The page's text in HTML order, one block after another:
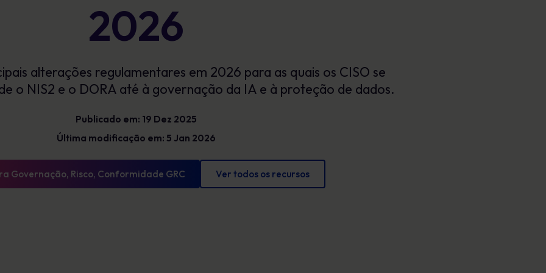
exposição e mostrar progressos
mensuráveis
Glossário
Definições de cibersegurança que tens de
2026
alterações regulamentares em 2026 para as quais os CISO se
o NIS2 e o DORA até à governação da IA e à proteção de dados.
Publicado em: 19 Dez 2025
Última modificação em: 5 Jan 2026
Governação, Risco, Conformidade GRC Ver todos os recursos